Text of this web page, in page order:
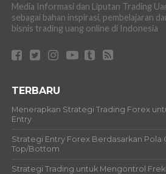
Media Informasi dan Liputan Trading
sebagai bahan inspirasi, pembelajaran
bisnis trading uang online di Indonesia
TERBARU
Menerapkan Strategi Trading Forex
Entry
Strategi Entry Forex Berdasarkan Pola
Top/Bottom
Strategi Trading untuk Mengontrol